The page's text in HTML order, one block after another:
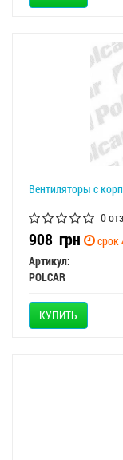
Вентиляторы с
0
908 грн
срок
Артикул:
POLCAR
КУПИТЬ